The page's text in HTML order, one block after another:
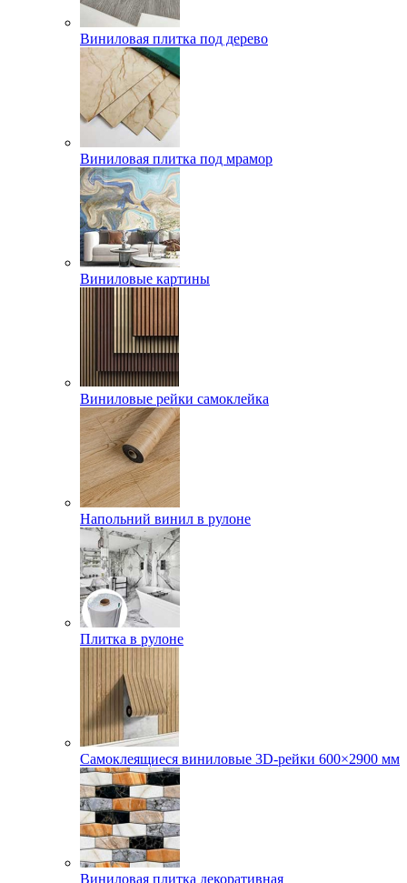
Виниловая плитка под дерево
Виниловая плитка под мрамор
Виниловые картины
Виниловые рейки самоклейка
Напольний винил в рулоне
Плитка в рулоне
Самоклеящиеся виниловые 3D‑рейки 600×2900 мм
Виниловая плитка декоративная